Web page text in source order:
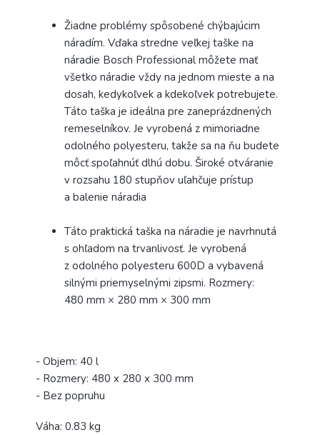
Žiadne problémy spôsobené chýbajúcim
náradím. Vďaka stredne veľkej taške na
náradie Bosch Professional môžete mať
všetko náradie vždy na jednom mieste a na
dosah, kedykoľvek a kdekoľvek potrebujete.
Táto taška je ideálna pre zaneprázdnených
remeselníkov. Je vyrobená z mimoriadne
odolného polyesteru, takže sa na ňu budete
môcť spoľahnúť dlhú dobu. Široké otváranie
v rozsahu 180 stupňov uľahčuje prístup
a balenie náradia
Táto praktická taška na náradie je navrhnutá
s ohľadom na trvanlivosť. Je vyrobená
z odolného polyesteru 600D a vybavená
silnými priemyselnými zipsmi. Rozmery:
480 mm × 280 mm × 300 mm
- Objem: 40 l
- Rozmery: 480 x 280 x 300 mm
- Bez popruhu
Váha: 0.83 kg